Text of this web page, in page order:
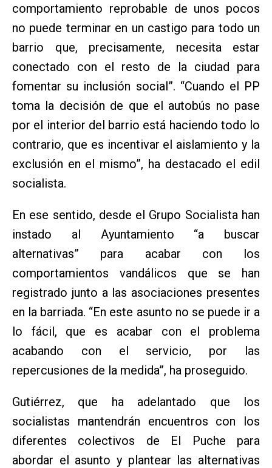
comportamiento reprobable de unos pocos
no puede terminar en un castigo para todo un
barrio que, precisamente, necesita estar
conectado con el resto de la ciudad para
fomentar su inclusión social”. “Cuando el PP
toma la decisión de que el autobús no pase
por el interior del barrio está haciendo todo lo
contrario, que es incentivar el aislamiento y la
exclusión en el mismo”, ha destacado el edil
socialista.
En ese sentido, desde el Grupo Socialista han
instado al Ayuntamiento “a buscar
alternativas” para acabar con los
comportamientos vandálicos que se han
registrado junto a las asociaciones presentes
en la barriada. “En este asunto no se puede ir a
lo fácil, que es acabar con el problema
acabando con el servicio, por las
repercusiones de la medida”, ha proseguido.
Gutiérrez, que ha adelantado que los
socialistas mantendrán encuentros con los
diferentes colectivos de El Puche para
abordar el asunto y plantear las alternativas